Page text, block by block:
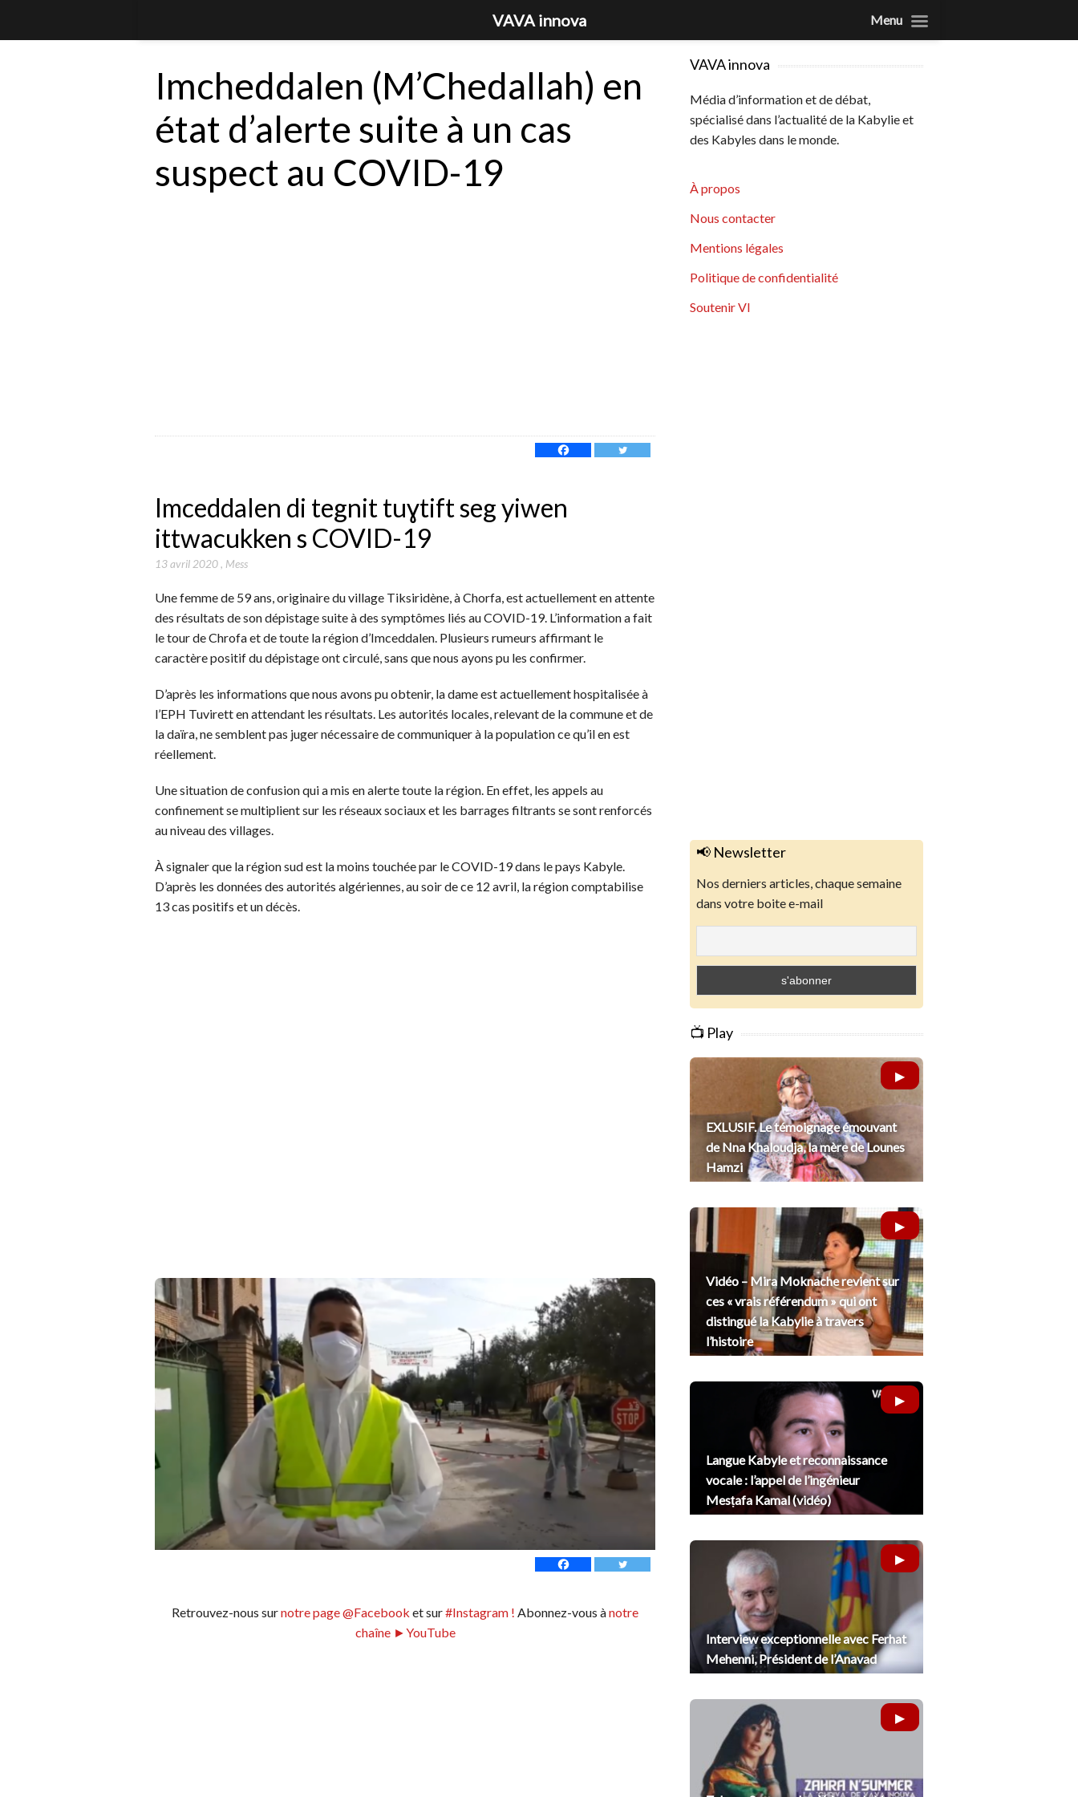
Imcheddalen (M’Chedallah) en
état d’alerte suite à un cas
suspect au COVID-19
Imceddalen di tegnit tuɣtift seg yiwen
ittwacukken s COVID-19
13 avril 2020, Mess
Une femme de 59 ans, originaire du village Tiksiridène, à Chorfa, est actuellement en attente
des résultats de son dépistage suite à des symptômes liés au COVID-19. L’information a fait
le tour de Chrofa et de toute la région d’Imceddalen. Plusieurs rumeurs affirmant le
caractère positif du dépistage ont circulé, sans que nous ayons pu les confirmer.
D’après les informations que nous avons pu obtenir, la dame est actuellement hospitalisée à
l’EPH Tuvirett en attendant les résultats. Les autorités locales, relevant de la commune et de
la daïra, ne semblent pas juger nécessaire de communiquer à la population ce qu’il en est
réellement.
Une situation de confusion qui a mis en alerte toute la région. En effet, les appels au
confinement se multiplient sur les réseaux sociaux et les barrages filtrants se sont renforcés
au niveau des villages.
À signaler que la région sud est la moins touchée par le COVID-19 dans le pays Kabyle.
D’après les données des autorités algériennes, au soir de ce 12 avril, la région comptabilise
13 cas positifs et un décès.
Retrouvez-nous surnotre page @Facebook et sur#Instagram ! Abonnez-vous ànotre
chaîne ►YouTube
VAVA innova
Média d’information et de débat,
spécialisé dans l’actualité de la Kabylie et
des Kabyles dans le monde.
À propos
Nous contacter
Mentions légales
Politique de confidentialité
Soutenir VI
📢 Newsletter
Nos derniers articles, chaque semaine
dans votre boite e-mail
📺 Play
EXLUSIF. Le témoignage émouvant
de Nna Khaloudja, la mère de Lounes
Hamzi
Vidéo – Mira Moknache revient sur
ces « vrais référendum » qui ont
distingué la Kabylie à travers
l’histoire
Langue Kabyle et reconnaissance
vocale : l’appel de l’ingénieur
Mesṭafa Kamal (vidéo)
Interview exceptionnelle avec Ferhat
Mehenni, Président de l’Anavad
VAVA innova Menu